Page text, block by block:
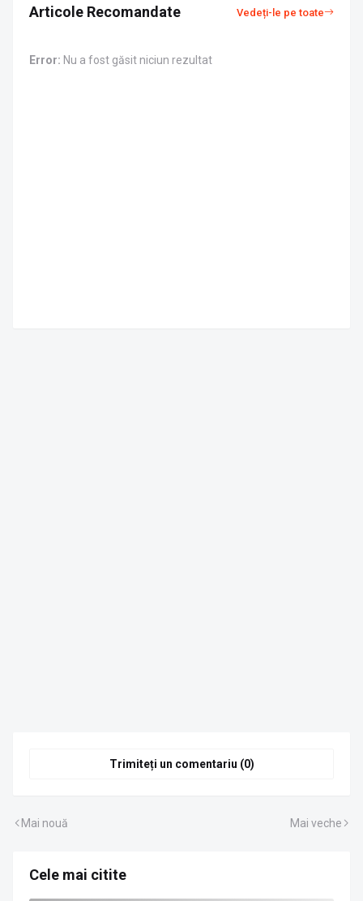
Articole Recomandate Vedeți-le pe toate
Error: Nu a fost găsit niciun rezultat
Trimiteți un comentariu (0)
Mai nouă Mai veche
Cele mai citite